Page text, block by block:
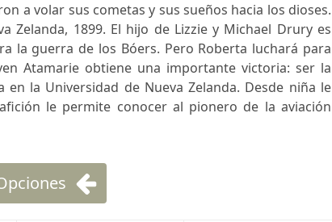
a volar sus cometas y sus sueños hacia los dioses.
Zelanda, 1899. El hijo de Lizzie y Michael Drury es
la guerra de los Bóers. Pero Roberta luchará para
Atamarie obtiene una importante victoria: ser la
la Universidad de Nueva Zelanda. Desde niña le
le permite conocer al pionero de la aviación